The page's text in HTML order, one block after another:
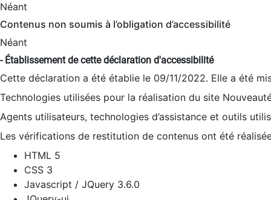
Néant
Contenus non soumis à l’obligation d’accessibilité
Néant
- Établissement de cette déclaration d'accessibilité
Cette déclaration a été établie le 09/11/2022. Elle a été
Technologies utilisées pour la réalisation du site
Agents utilisateurs, technologies d’assistance et outils
Les vérifications de restitution de contenus ont été
HTML 5
CSS 3
Javascript / JQuery 3.6.0